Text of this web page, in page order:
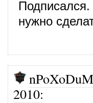
нужно
2010: